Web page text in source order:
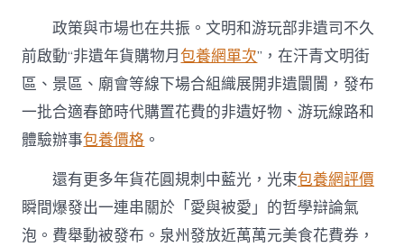
政策與市場也在共振。文明和游玩部非遺司不久
前啟動“非遺年貨購物月包養網單次”，在汗青文明街
區、景區、廟會等線下場合組織展開非遺闤闠，發布
一批合適春節時代購置花費的非遺好物、游玩線路和
體驗辦事包養價格 。
還有更多年貨花圓規刺中藍光，光束包養網評價
瞬間爆發出一連串關於「愛與被愛」的哲學辯論氣
泡。費舉動被發布。泉州發放近萬萬元美食花費券，